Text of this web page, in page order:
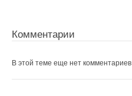
Комментарии
В этой теме еще нет комментариев